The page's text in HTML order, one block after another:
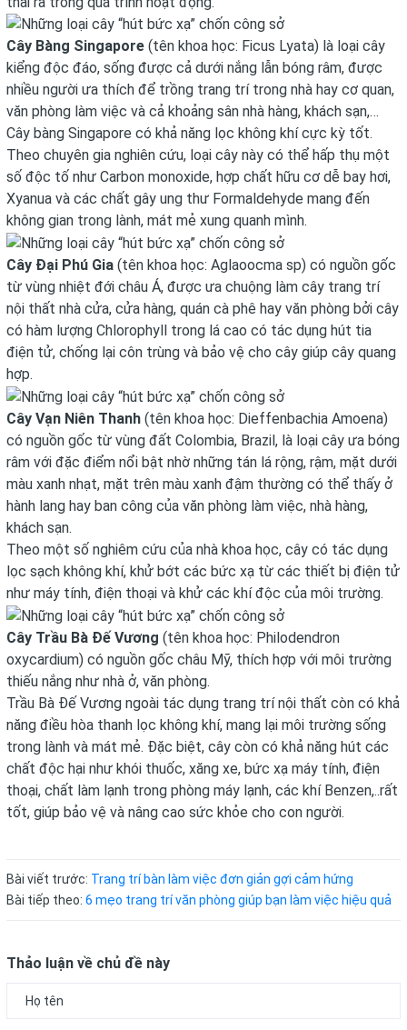
Cây Bàng Singapore (tên khoa học: Ficus Lyata) là loại cây
kiểng độc đáo, sống được cả dưới nắng lẫn bóng râm, được
nhiều người ưa thích để trồng trang trí trong nhà hay cơ quan,
văn phòng làm việc và cả khoảng sân nhà hàng, khách sạn,…
Cây bàng Singapore có khả năng lọc không khí cực kỳ tốt.
Theo chuyên gia nghiên cứu, loại cây này có thể hấp thụ một
số độc tố như Carbon monoxide, hợp chất hữu cơ dễ bay hơi,
Xyanua và các chất gây ung thư Formaldehyde mang đến
không gian trong lành, mát mẻ xung quanh mình.
Cây Đại Phú Gia (tên khoa học: Aglaoocma sp) có nguồn gốc
từ vùng nhiệt đới châu Á, được ưa chuộng làm cây trang trí
nội thất nhà cửa, cửa hàng, quán cà phê hay văn phòng bởi cây
có hàm lượng Chlorophyll trong lá cao có tác dụng hút tia
điện tử, chống lại côn trùng và bảo vệ cho cây giúp cây quang
hợp.
Cây Vạn Niên Thanh (tên khoa học: Dieffenbachia Amoena)
có nguồn gốc từ vùng đất Colombia, Brazil, là loại cây ưa bóng
râm với đặc điểm nổi bật nhờ những tán lá rộng, rậm, mặt dưới
màu xanh nhạt, mặt trên màu xanh đậm thường có thể thấy ở
hành lang hay ban công của văn phòng làm việc, nhà hàng,
khách sạn.
Theo một số nghiêm cứu của nhà khoa học, cây có tác dụng
lọc sạch không khí, khử bớt các bức xạ từ các thiết bị điện tử
như máy tính, điện thoại và khử các khí độc của môi trường.
Cây Trầu Bà Đế Vương (tên khoa học: Philodendron
oxycardium) có nguồn gốc châu Mỹ, thích hợp với môi trường
thiếu nắng như nhà ở, văn phòng.
Trầu Bà Đế Vương ngoài tác dụng trang trí nội thất còn có khả
năng điều hòa thanh lọc không khí, mang lại môi trường sống
trong lành và mát mẻ. Đặc biệt, cây còn có khả năng hút các
chất độc hại như khói thuốc, xăng xe, bức xạ máy tính, điện
thoại, chất làm lạnh trong phòng máy lạnh, các khí Benzen,..rất
tốt, giúp bảo vệ và nâng cao sức khỏe cho con người.
Bài viết trước: Trang trí bàn làm việc đơn giản gợi cảm hứng
Bài tiếp theo: 6 mẹo trang trí văn phòng giúp bạn làm việc hiệu quả
Thảo luận về chủ đề này